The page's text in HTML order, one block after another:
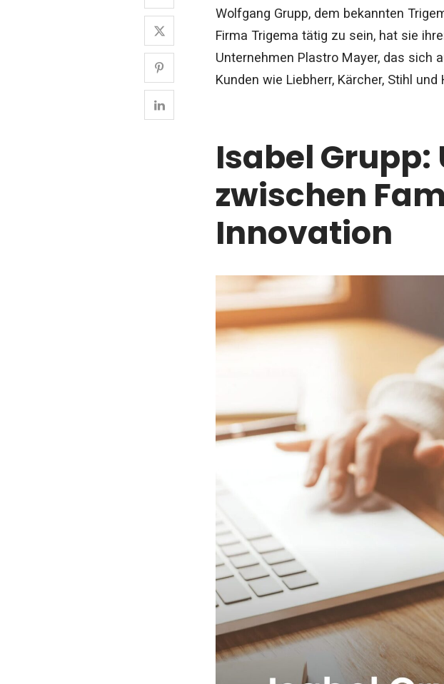
Wolfgang Grupp, dem bekannten
Firma Trigema tätig zu sein, hat sie
Unternehmen Plastro Mayer, das sich
Kunden wie Liebherr, Kärcher, Stihl
Isabel
zwischen
Innovation